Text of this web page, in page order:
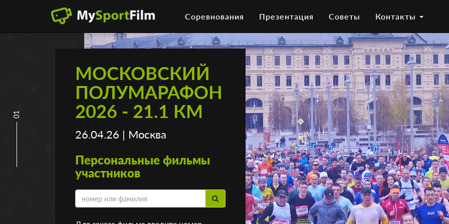
Соревнования Презентация Советы Контакты
01
МОСКОВСКИЙ
ПОЛУМАРАФОН
2026 - 21.1 КМ
26.04.26 | Москва
Персональные фильмы
участников